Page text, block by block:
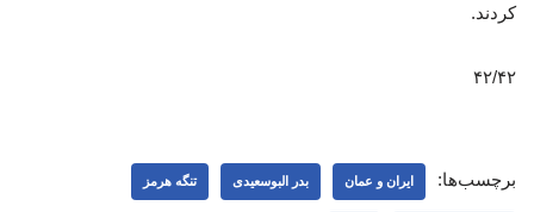
کردند.
۴۲/۴۲
برچسب‌ها: ایران و عمان بدر البوسعیدی تنگه هرمز